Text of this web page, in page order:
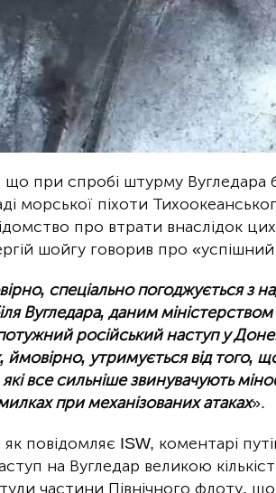
при спробі штурму Вугледара
морської піхоти
про втрати внаслідок
шойгу говорив про
спеціально погоджується з
Вугледара, даним
російський наступ у
ймовірно, утримується від того,
все сильніше звинувачують
при механізованих атаках».
повідомляє ISW, коментарі
на Вугледар великою
частини Північного флоту,